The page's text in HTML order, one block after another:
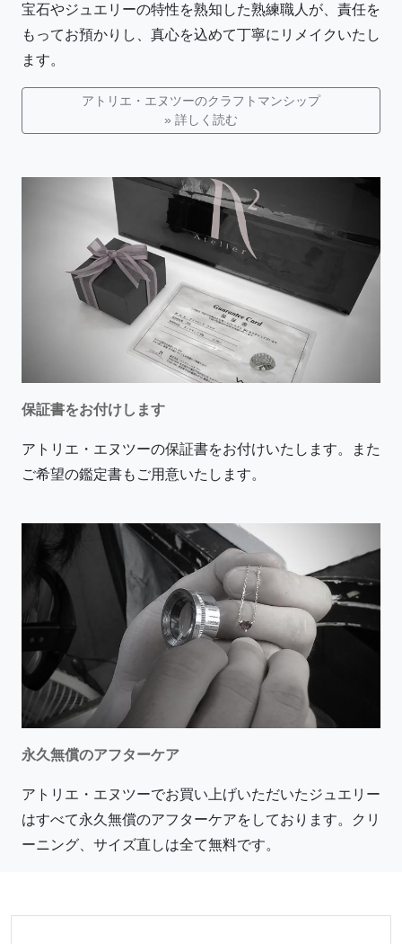
宝石やジュエリーの特性を熟知した熟練職人が、責任を
もってお預かりし、真心を込めて丁寧にリメイクいたし
ます。
アトリエ・エヌツーのクラフトマンシップ
» 詳しく読む
保証書をお付けします
アトリエ・エヌツーの保証書をお付けいたします。また
ご希望の鑑定書もご用意いたします。
永久無償のアフターケア
アトリエ・エヌツーでお買い上げいただいたジュエリー
はすべて永久無償のアフターケアをしております。クリ
ーニング、サイズ直しは全て無料です。